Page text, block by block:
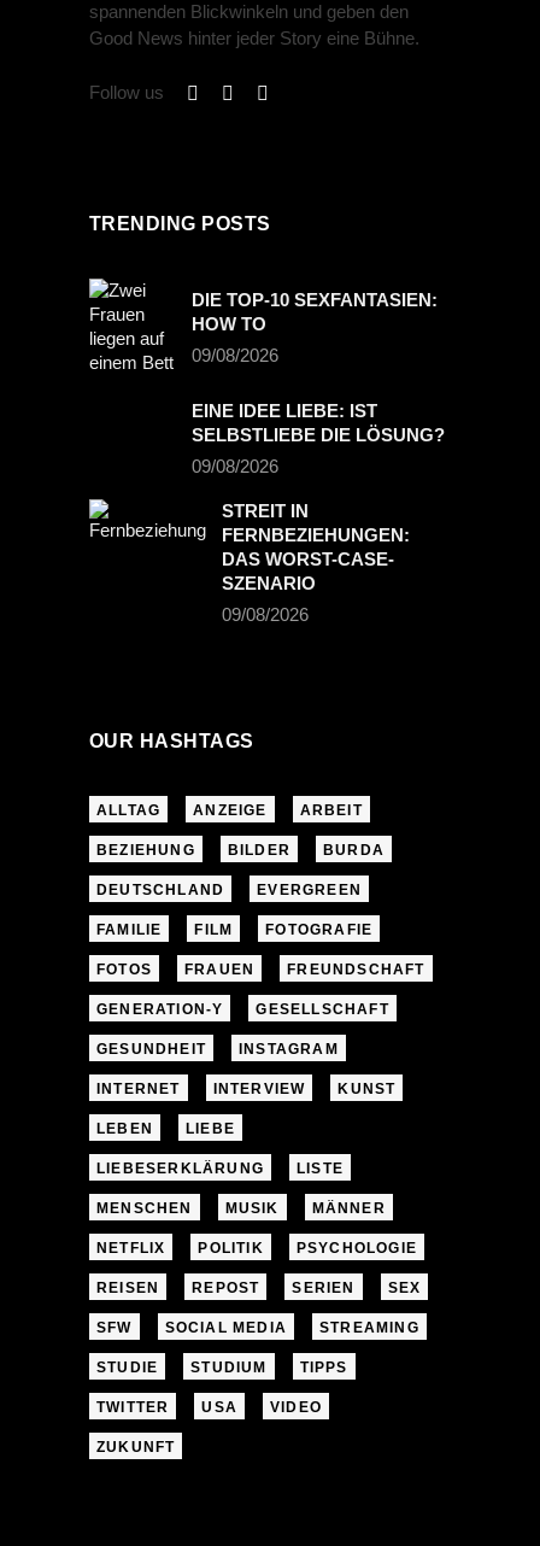
spannenden Blickwinkeln und geben den
Good News hinter jeder Story eine Bühne.
Follow us
TRENDING POSTS
DIE TOP-10 SEXFANTASIEN:
HOW TO
09/08/2026
EINE IDEE LIEBE: IST
SELBSTLIEBE DIE LÖSUNG?
09/08/2026
STREIT IN
FERNBEZIEHUNGEN:
DAS WORST-CASE-
SZENARIO
09/08/2026
OUR HASHTAGS
ALLTAG ANZEIGE ARBEIT
BEZIEHUNG BILDER BURDA
DEUTSCHLAND EVERGREEN
FAMILIE FILM FOTOGRAFIE
FOTOS FRAUEN FREUNDSCHAFT
GENERATION-Y GESELLSCHAFT
GESUNDHEIT INSTAGRAM
INTERNET INTERVIEW KUNST
LEBEN LIEBE
LIEBESERKLÄRUNG LISTE
MENSCHEN MUSIK MÄNNER
NETFLIX POLITIK PSYCHOLOGIE
REISEN REPOST SERIEN SEX
SFW SOCIAL MEDIA STREAMING
STUDIE STUDIUM TIPPS
TWITTER USA VIDEO
ZUKUNFT